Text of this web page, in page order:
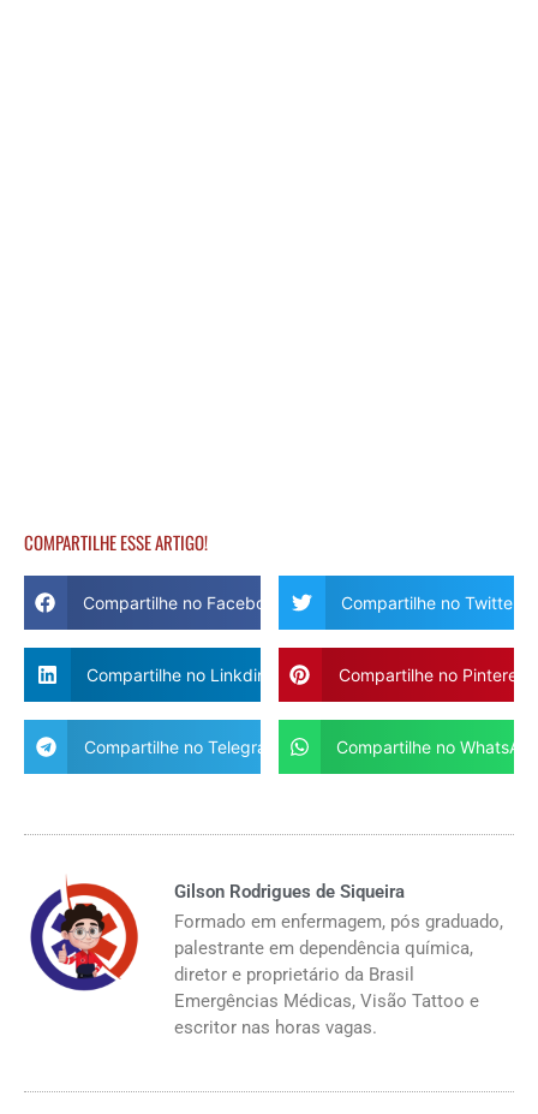
COMPARTILHE ESSE ARTIGO!
Compartilhe no Facebook Compartilhe no Twitter
Compartilhe no Linkdin Compartilhe no Pinterest
Compartilhe no Telegram Compartilhe no
Gilson Rodrigues de Siqueira
Formado em enfermagem, pós graduado,
palestrante em dependência química,
diretor e proprietário da Brasil
Emergências Médicas, Visão Tattoo e
escritor nas horas vagas.